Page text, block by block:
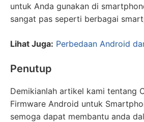
untuk Anda gunakan di
sangat pas seperti berbagai
Lihat Juga: Perbedaan Android
Penutup
Demikianlah artikel kami tentang
Firmware Android untuk
semoga dapat membantu anda